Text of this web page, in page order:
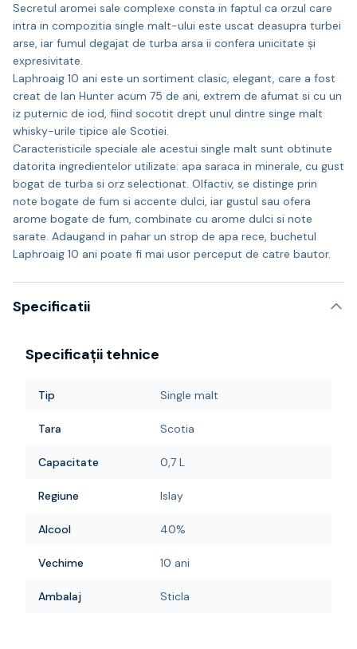
Secretul aromei sale complexe consta in faptul ca orzul care
intra in compozitia single malt-ului este uscat deasupra turbei
arse, iar fumul degajat de turba arsa ii confera unicitate şi
expresivitate.
Laphroaig 10 ani este un sortiment clasic, elegant, care a fost
creat de Ian Hunter acum 75 de ani, extrem de afumat si cu un
iz puternic de iod, fiind socotit drept unul dintre singe malt
whisky-urile tipice ale Scotiei.
Caracteristicile speciale ale acestui single malt sunt obtinute
datorita ingredientelor utilizate: apa saraca in minerale, cu gust
bogat de turba si orz selectionat. Olfactiv, se distinge prin
note bogate de fum si accente dulci, iar gustul sau ofera
arome bogate de fum, combinate cu arome dulci si note
sarate. Adaugand in pahar un strop de apa rece, buchetul
Laphroaig 10 ani poate fi mai usor perceput de catre bautor.
Specificatii
Specificații tehnice
Tip Single malt
Tara Scotia
Capacitate 0,7 L
Regiune Islay
Alcool 40%
Vechime 10 ani
Ambalaj Sticla